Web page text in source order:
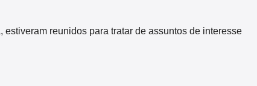
reunidos para tratar de assuntos de interesse